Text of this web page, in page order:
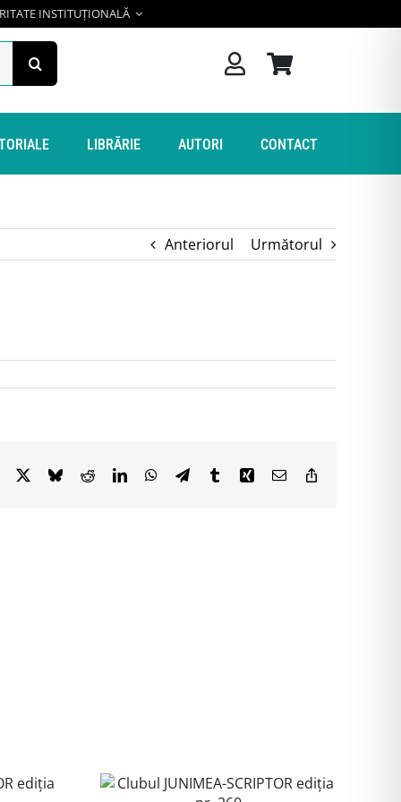
INSTITUȚIONALĂ
LIBRĂRIE AUTORI CONTACT
Anteriorul Următorul
Facebook BlueskyRedditLinkedInWhatsApp
TelegramTumblrXing Email
volumului